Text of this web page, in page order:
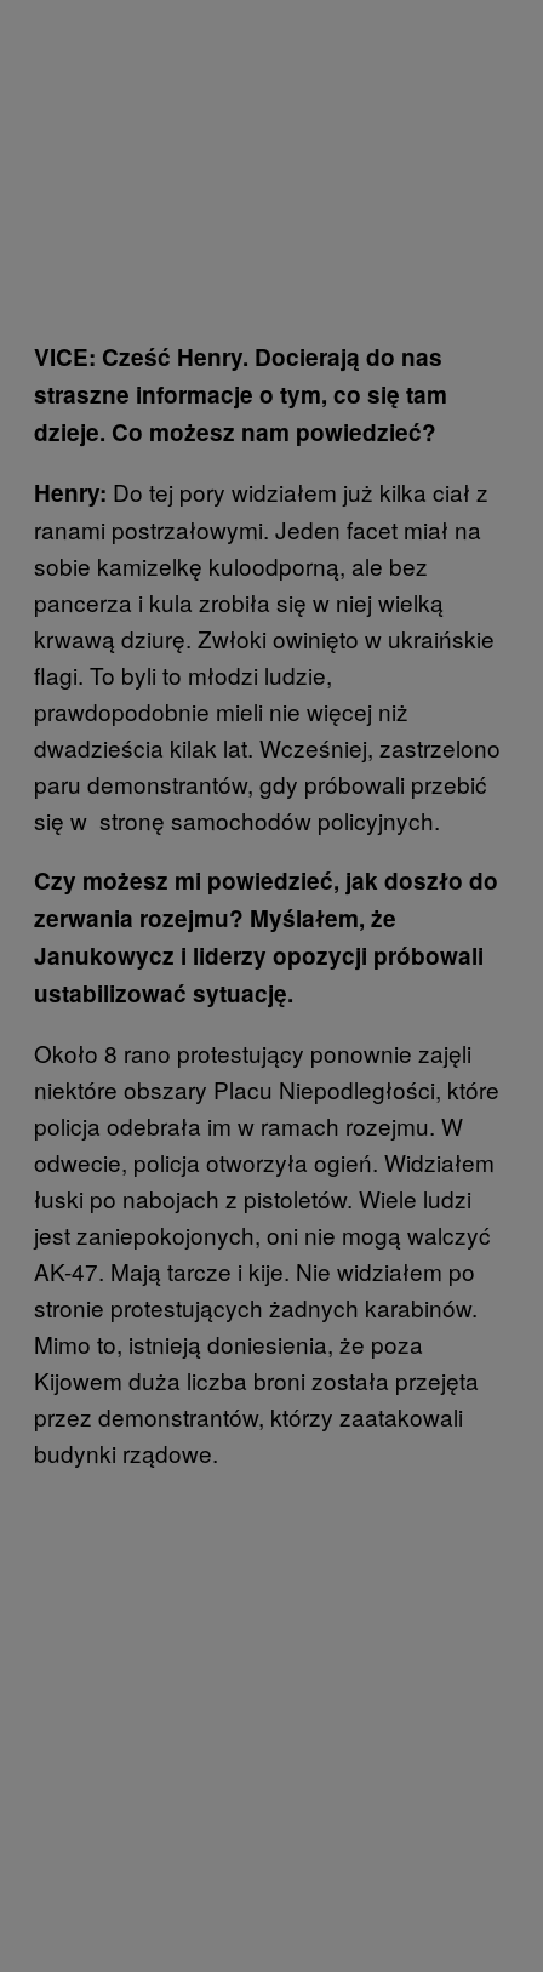
VICE: Cześć Henry. Docierają do nas
straszne informacje o tym, co się tam
dzieje. Co możesz nam powiedzieć?
Henry: Do tej pory widziałem już kilka ciał z
ranami postrzałowymi. Jeden facet miał na
sobie kamizelkę kuloodporną, ale bez
pancerza i kula zrobiła się w niej wielką
krwawą dziurę. Zwłoki owinięto w ukraińskie
flagi. To byli to młodzi ludzie,
prawdopodobnie mieli nie więcej niż
dwadzieścia kilak lat. Wcześniej, zastrzelono
paru demonstrantów, gdy próbowali przebić
się w stronę samochodów policyjnych.
Czy możesz mi powiedzieć, jak doszło do
zerwania rozejmu? Myślałem, że
Janukowycz i liderzy opozycji próbowali
ustabilizować sytuację.
Około 8 rano protestujący ponownie zajęli
niektóre obszary Placu Niepodległości, które
policja odebrała im w ramach rozejmu. W
odwecie, policja otworzyła ogień. Widziałem
łuski po nabojach z pistoletów. Wiele ludzi
jest zaniepokojonych, oni nie mogą walczyć
AK-47. Mają tarcze i kije. Nie widziałem po
stronie protestujących żadnych karabinów.
Mimo to, istnieją doniesienia, że poza
Kijowem duża liczba broni została przejęta
przez demonstrantów, którzy zaatakowali
budynki rządowe.